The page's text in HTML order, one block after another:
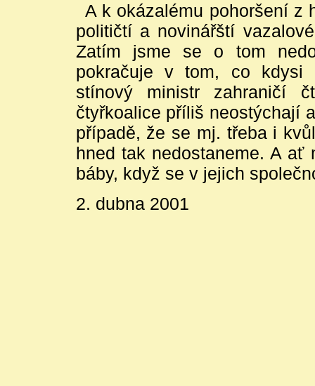
A k okázalému pohoršení z
političtí a novinářští
Zatím jsme se o tom
pokračuje v tom, co kdysi
stínový ministr zahraničí
čtyřkoalice příliš neostýchají
případě, že se mj. třeba i
hned tak nedostaneme. A
báby, když se v jejich
2. dubna 2001